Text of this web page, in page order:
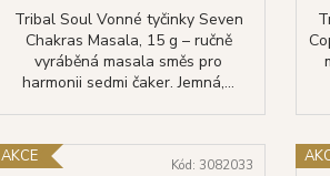
Tribal Soul Vonné tyčinky Seven
Chakras Masala, 15 g – ručně
vyráběná masala směs pro
harmonii sedmi čaker. Jemná,...
AKCE Kód: 3082033